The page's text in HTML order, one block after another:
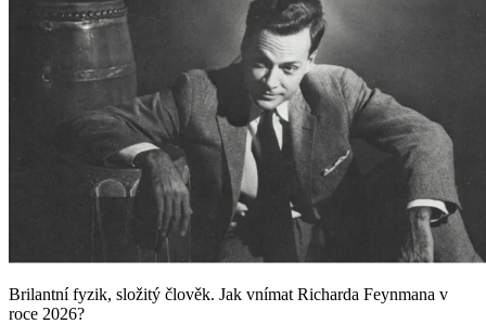
Brilantní fyzik, složitý člověk. Jak vnímat Richarda Feynmana v
roce 2026?